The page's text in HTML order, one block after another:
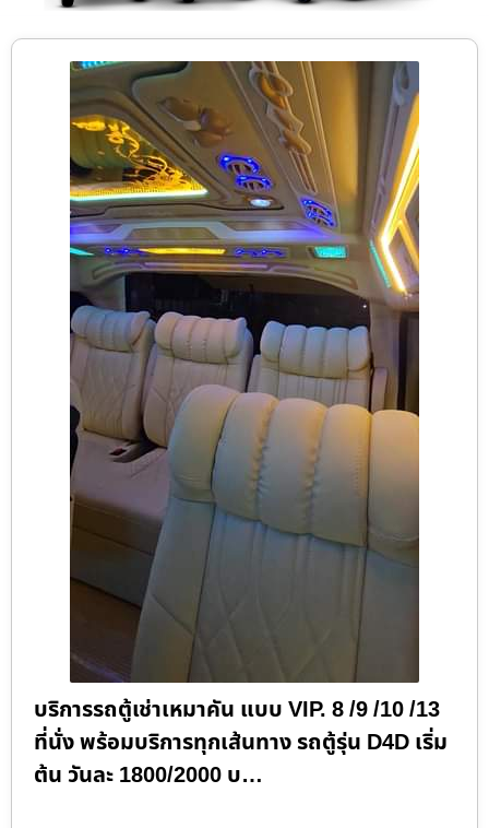
บริการรถตู้เช่าเหมาคัน แบบ VIP. 8 /9 /10 /13
ที่นั่ง พร้อมบริการทุกเส้นทาง รถตู้รุ่น D4D เริ่ม
ต้น วันละ 1800​/2000 บ…